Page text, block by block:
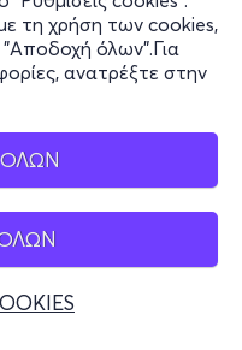
τη χρήση των cookies,
όλων".Για
ανατρέξτε στην